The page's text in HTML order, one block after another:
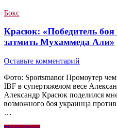
Бокс
Красюк: «Победитель
затмить Мухаммеда Али»
Оставьте комментарий
Фото: Sportsmanor Промоутер
IBF в супертяжелом весе
Александр Красюк поделился
возможного боя украинца
…